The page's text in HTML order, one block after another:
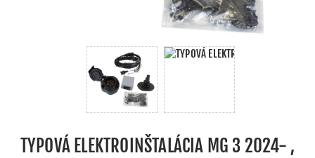
TYPOVÁ ELEKTROINŠTALÁCIA MG 3 2024- ,